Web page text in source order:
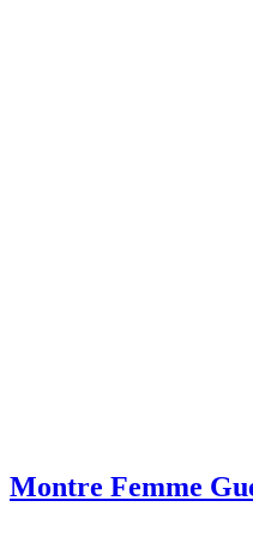
Montre Femme